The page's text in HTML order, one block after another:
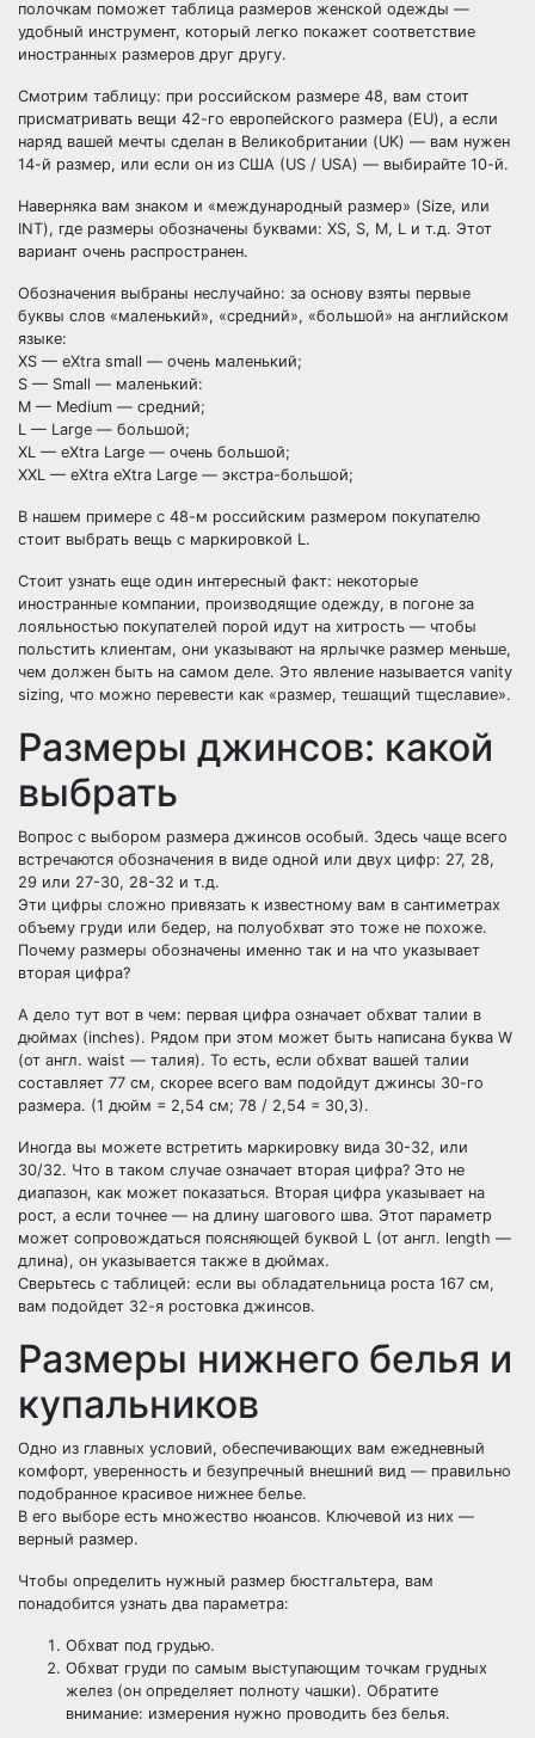
полочкам поможет таблица размеров женской одежды —
удобный инструмент, который легко покажет соответствие
иностранных размеров друг другу.
Смотрим таблицу: при российском размере 48, вам стоит
присматривать вещи 42-го европейского размера (EU), а если
наряд вашей мечты сделан в Великобритании (UK) — вам нужен
14-й размер, или если он из США (US / USA) — выбирайте 10-й.
Наверняка вам знаком и «международный размер» (Size, или
INT), где размеры обозначены буквами: XS, S, M, L и т.д. Этот
вариант очень распространен.
Обозначения выбраны неслучайно: за основу взяты первые
буквы слов «маленький», «средний», «большой» на английском
языке:
XS — eXtra small — очень маленький;
S — Small — маленький:
M — Medium — средний;
L — Large — большой;
XL — eXtra Large — очень большой;
XXL — eXtra eXtra Large — экстра-большой;
В нашем примере с 48-м российским размером покупателю
стоит выбрать вещь с маркировкой L.
Стоит узнать еще один интересный факт: некоторые
иностранные компании, производящие одежду, в погоне за
лояльностью покупателей порой идут на хитрость — чтобы
польстить клиентам, они указывают на ярлычке размер меньше,
чем должен быть на самом деле. Это явление называется vanity
sizing, что можно перевести как «размер, тешащий тщеславие».
Размеры джинсов: какой
выбрать
Вопрос с выбором размера джинсов особый. Здесь чаще всего
встречаются обозначения в виде одной или двух цифр: 27, 28,
29 или 27-30, 28-32 и т.д.
Эти цифры сложно привязать к известному вам в сантиметрах
объему груди или бедер, на полуобхват это тоже не похоже.
Почему размеры обозначены именно так и на что указывает
вторая цифра?
А дело тут вот в чем: первая цифра означает обхват талии в
дюймах (inches). Рядом при этом может быть написана буква W
(от англ. waist — талия). То есть, если обхват вашей талии
составляет 77 см, скорее всего вам подойдут джинсы 30-го
размера. (1 дюйм = 2,54 см; 78 / 2,54 = 30,3).
Иногда вы можете встретить маркировку вида 30-32, или
30/32. Что в таком случае означает вторая цифра? Это не
диапазон, как может показаться. Вторая цифра указывает на
рост, а если точнее — на длину шагового шва. Этот параметр
может сопровождаться поясняющей буквой L (от англ. length —
длина), он указывается также в дюймах.
Сверьтесь с таблицей: если вы обладательница роста 167 см,
вам подойдет 32-я ростовка джинсов.
Размеры нижнего белья и
купальников
Одно из главных условий, обеспечивающих вам ежедневный
комфорт, уверенность и безупречный внешний вид — правильно
подобранное красивое нижнее белье.
В его выборе есть множество нюансов. Ключевой из них —
верный размер.
Чтобы определить нужный размер бюстгальтера, вам
понадобится узнать два параметра:
Обхват под грудью.
Обхват груди по самым выступающим точкам грудных
желез (он определяет полноту чашки). Обратите
внимание: измерения нужно проводить без белья.